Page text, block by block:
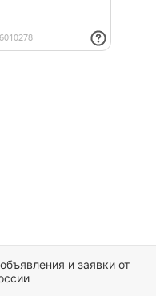
и заявки от